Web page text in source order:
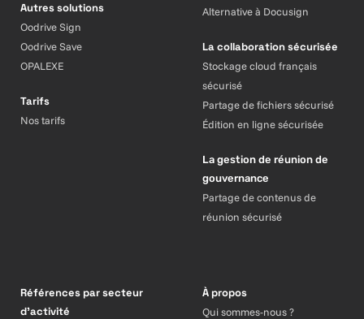
Autres solutions
Oodrive Sign
Oodrive Save
OPALEXE
Tarifs
Nos tarifs
Alternative à Docusign
La collaboration sécurisée
Stockage cloud français
sécurisé
Partage de fichiers sécurisé
Édition en ligne sécurisée
La gestion de réunion de
gouvernance
Partage de contenus de
réunion sécurisé
Références par secteur
d’activité
À propos
Qui sommes-nous ?